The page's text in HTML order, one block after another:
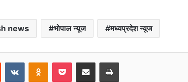
news भोपाल न्यूज मध्यप्रदेश न्यूज
Reddit VKontakteOdnoklassniki
Pocket Share via Email Print